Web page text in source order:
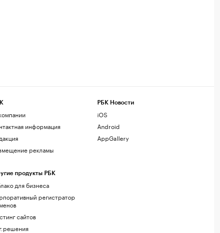
информация
рекламы
продукты РБК
для бизнеса
регистратор
сайтов
РБК Новости
iOS
Android
AppGallery